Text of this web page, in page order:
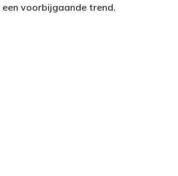
voorbijgaande trend.